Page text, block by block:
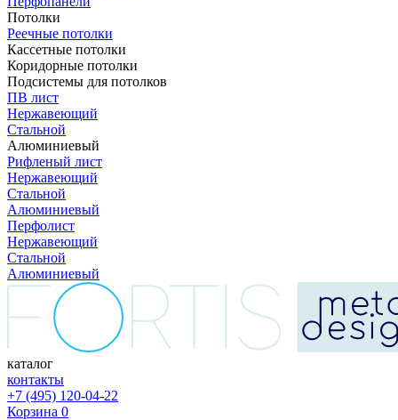
Потолки
Реечные потолки
Кассетные потолки
Коридорные потолки
Подсистемы для потолков
ПВ лист
Нержавеющий
Стальной
Алюминиевый
Рифленый лист
Нержавеющий
Стальной
Алюминиевый
Перфолист
Нержавеющий
Стальной
Алюминиевый
каталог
контакты
+7 (495) 120-04-22
Корзина 0